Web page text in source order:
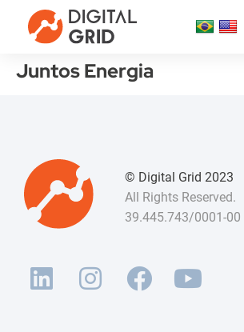
Juntos Energia
© Digital Grid 2023
All Rights Reserved.
39.445.743/0001-00